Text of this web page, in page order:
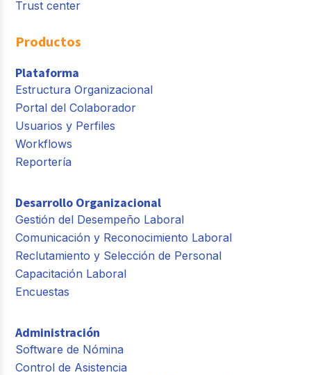
Trust center
Productos
Plataforma
Estructura Organizacional
Portal del Colaborador
Usuarios y Perfiles
Workflows
Reportería
Desarrollo Organizacional
Gestión del Desempeño Laboral
Comunicación y Reconocimiento Laboral
Reclutamiento y Selección de Personal
Capacitación Laboral
Encuestas
Administración
Software de Nómina
Control de Asistencia